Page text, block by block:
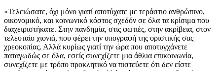
«Τελειώσατε, όχι μόνο γιατί αποτύχατε με τεράστιο ανθρώπινο,
οικονομικό, και κοινωνικό κόστος σχεδόν σε όλα τα κρίσιμα που
διαχειριστήκατε. Στην πανδημία, στις φωτιές, στην ακρίβεια, στον
τελευταίο χιονιά, που φέρει την υπογραφή της οριστικής σας
χρεοκοπίας. Αλλά κυρίως γιατί την ώρα που αποτυγχάνετε
παταγωδώς σε όλα, εσείς συνεχίζετε μια άθλια επικοινωνία,
συνεχίζετε με τρόπο προκλητικό να πιστεύετε ότι δεν είστε